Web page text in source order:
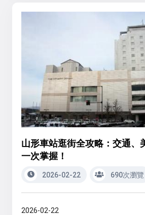
山形車站逛街全攻略：交通、
一次掌握！
2026-02-22 690次瀏覽
2026-02-22